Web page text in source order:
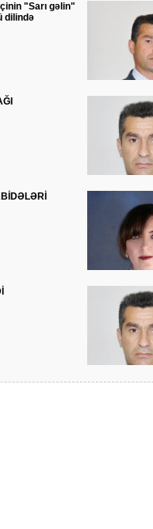
"Sarı gəlin"
dilində